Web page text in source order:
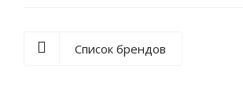
Список брендов